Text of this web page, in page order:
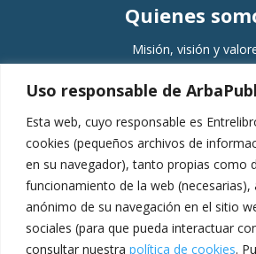
Uso responsable de
Esta web, cuyo responsable es
cookies (pequeños archivos de
en su navegador), tanto propias como
funcionamiento de la web (necesarias),
anónimo de su navegación en el sitio
sociales (para que pueda interactuar
consultar nuestra política de cookies.
Quienes
Misión, visión y
Equipo
Servicios
Planeación
Gestión
Producción
Pospublicación